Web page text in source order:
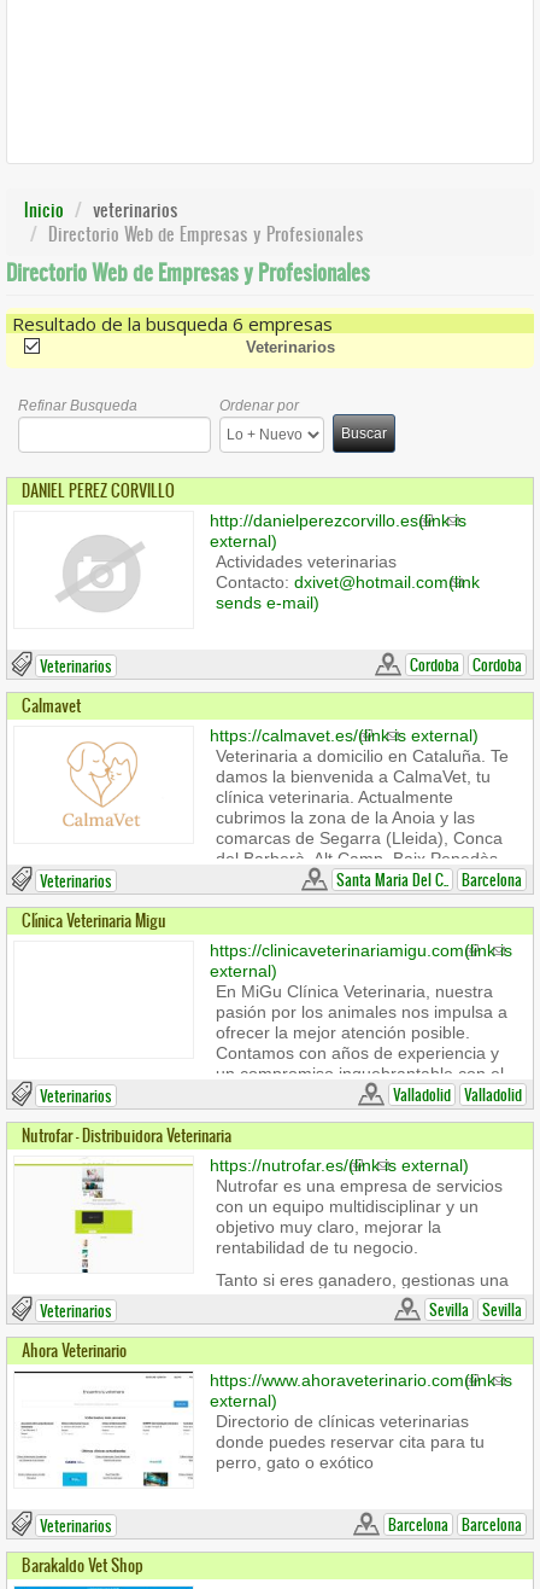
Inicio
veterinarios
Directorio Web de Empresas y Profesionales
Directorio Web de Empresas y Profesionales
Resultado de la busqueda 6 empresas
(-) Veterinarios
Refinar Busqueda
Ordenar por
Buscar
DANIEL PEREZ CORVILLO
http://danielperezcorvillo.es(link is
external)
Actividades veterinarias
Contacto: dxivet@hotmail.com(link
sends e-mail)
Cordoba Cordoba
Veterinarios
Calmavet
https://calmavet.es/(link is external)
Veterinaria a domicilio en Cataluña. Te
damos la bienvenida a CalmaVet, tu
clínica veterinaria. Actualmente
cubrimos la zona de la Anoia y las
comarcas de Segarra (Lleida), Conca
del Barberà, Alt Camp, Baix Penedès,
Alt Penedès, Barcelonès, Bages y
Vallès Occidental.
Santa Maria Del C.. Barcelona
Veterinarios
Clínica Veterinaria Migu
https://clinicaveterinariamigu.com(link is
external)
En MiGu Clínica Veterinaria, nuestra
pasión por los animales nos impulsa a
ofrecer la mejor atención posible.
Contamos con años de experiencia y
un compromiso inquebrantable con el
bienestar animal, trabajamos junto a
vosotros para garantizar que cada
mascota reciba los cuidados que
necesita. En nuestro equipo creemos
en la importancia de la educación y
comunicación con los dueños de las
mascotas, queremos dar a tus aMiGus
de 4 patas una vida larga y saludable a
tus compañeros peludos.
Valladolid Valladolid
Veterinarios
Nutrofar - Distribuidora Veterinaria
https://nutrofar.es/(link is external)
Nutrofar es una empresa de servicios
con un equipo multidisciplinar y un
objetivo muy claro, mejorar la
rentabilidad de tu negocio.
Tanto si eres ganadero, gestionas una
distribución, una cooperativa, una
industria cárnica o diriges una clínica
veterinaria, tenemos personal
altamente cualificado para analizar y
dar respuesta a la ingente cantidad de
problemas que surgen en el día a día.
Sevilla Sevilla
Veterinarios
Ahora Veterinario
https://www.ahoraveterinario.com(link is
external)
Directorio de clínicas veterinarias
donde puedes reservar cita para tu
perro, gato o exótico
Barcelona Barcelona
Veterinarios
Barakaldo Vet Shop